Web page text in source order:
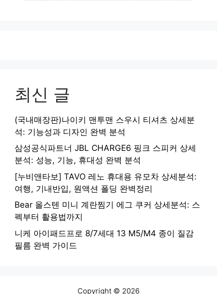
최신 글
(국내매장판)나이키 맨투맨 스우시 티셔츠 상세분
석: 기능성과 디자인 완벽 분석
삼성공식파트너 JBL CHARGE6 핑크 스피커 상세
분석: 성능, 기능, 휴대성 완벽 분석
[누비앤타보] TAVO 레노 휴대용 유모차 상세분석:
여행, 기내반입, 원액션 폴딩 완벽정리
Bear 올스텐 미니 계란찜기 에그 쿠커 상세분석: 스
펙부터 활용법까지
니케 아이패드프로 8/7세대 13 M5/M4 종이 질감
필름 완벽 가이드
Copyright © 2026